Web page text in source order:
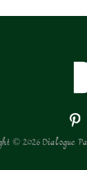
© 2026 Dialogue